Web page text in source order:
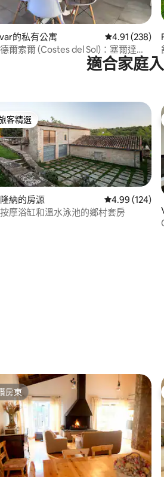
4.91 的平均評分（滿分 5 分）
的私有公寓 從 238 則評價
4.91 (238)
爾索爾 (Costes del Sol)：塞爾達涅
適合家庭
得 5 的平均評分（滿分 5 分）
精選榜首
客精選
納的房源 從 124 則評價
4.99 (124)
摩浴缸和溫水泳池的鄉村套房
房東
房東